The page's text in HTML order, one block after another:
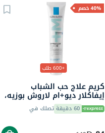
40% خصم
+600 طلب
كريم علاج حب الشباب
إيفاكلار ديو+ام لاروش بوزيه،
للبشرة المعرضة لحب الشباب
- 40 مل 60 دقيقة تصلك في